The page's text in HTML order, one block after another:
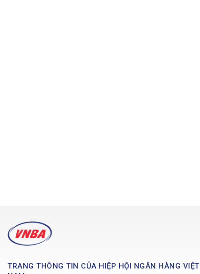
TRANG THÔNG TIN CỦA HIỆP HỘI NGÂN HÀNG VIỆT